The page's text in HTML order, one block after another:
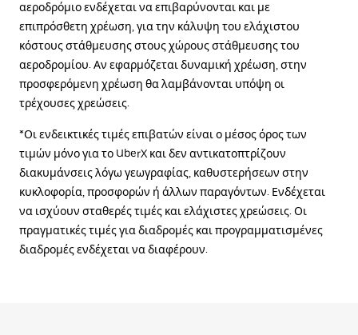
αεροδρόμιο ενδέχεται να επιβαρύνονται και με
επιπρόσθετη χρέωση, για την κάλυψη του ελάχιστου
κόστους στάθμευσης στους χώρους στάθμευσης του
αεροδρομίου. Αν εφαρμόζεται δυναμική χρέωση, στην
προσφερόμενη χρέωση θα λαμβάνονται υπόψη οι
τρέχουσες χρεώσεις.
*Οι ενδεικτικές τιμές επιβατών είναι ο μέσος όρος των
τιμών μόνο για το UberX και δεν αντικατοπτρίζουν
διακυμάνσεις λόγω γεωγραφίας, καθυστερήσεων στην
κυκλοφορία, προσφορών ή άλλων παραγόντων. Ενδέχεται
να ισχύουν σταθερές τιμές και ελάχιστες χρεώσεις. Οι
πραγματικές τιμές για διαδρομές και προγραμματισμένες
διαδρομές ενδέχεται να διαφέρουν.